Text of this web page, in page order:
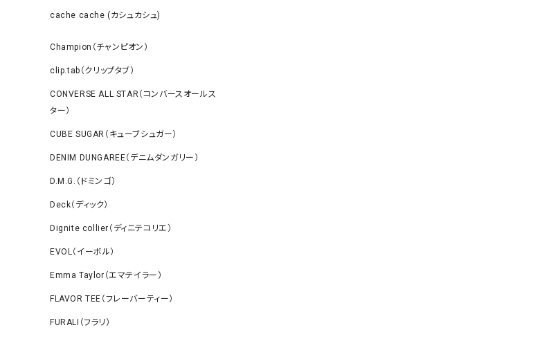
cache cache (カシュカシュ)
Champion（チャンピオン）
clip.tab（クリップタブ）
CONVERSE ALL STAR（コンバースオールス
ター）
CUBE SUGAR（キューブシュガー）
DENIM DUNGAREE（デニムダンガリー）
D.M.G.（ドミンゴ）
Deck（ディック）
Dignite collier（ディニテコリエ）
EVOL（イーボル）
Emma Taylor（エマテイラー）
FLAVOR TEE（フレーバーティー）
FURALI（フラリ）